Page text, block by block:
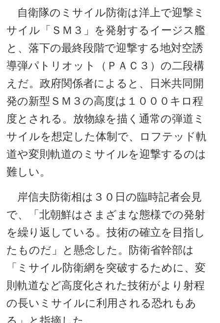
自衛隊のミサイル防衛は洋上で迎撃ミ
サイル「ＳＭ３」を発射するイージス艦
と、落下の最終段階で迎撃する地対空誘
導弾パトリオット（ＰＡＣ３）の二段構
えだ。政府関係者によると、日米共同開
発の新型ＳＭ３の高度は１０００キロ程
度とされる。放物線を描く通常の弾道ミ
サイルを想定した体制で、ロフテッド軌
道や変則軌道のミサイルを迎撃するのは
難しい。
岸信夫防衛相は３０日の臨時記者会見
で、「北朝鮮はさまざまな態様での発射
を繰り返している。技術の確立を目指し
たものだ」と懸念した。防衛省幹部は
「ミサイル防衛網を突破するために、変
則軌道など高度化された技術がより射程
の長いミサイルに利用される恐れもあ